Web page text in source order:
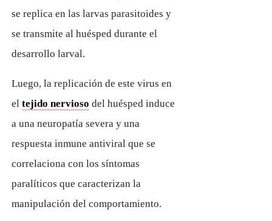
se replica en las larvas parasitoides y
se transmite al huésped durante el
desarrollo larval.
Luego, la replicación de este virus en
el tejido nervioso del huésped induce
a una neuropatía severa y una
respuesta inmune antiviral que se
correlaciona con los síntomas
paralíticos que caracterizan la
manipulación del comportamiento.